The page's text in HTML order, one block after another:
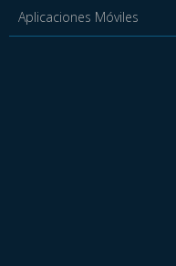
Aplicaciones Móviles